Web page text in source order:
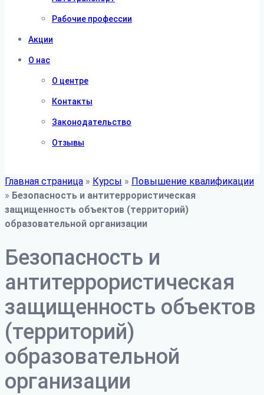
Рабочие профессии
Акции
О нас
О центре
Контакты
Законодательство
Отзывы
Главная страница » Курсы » Повышение квалификации
» Безопасность и антитеррористическая
защищенность объектов (территорий)
образовательной организации
Безопасность и
антитеррористическая
защищенность объектов
(территорий)
образовательной
организации